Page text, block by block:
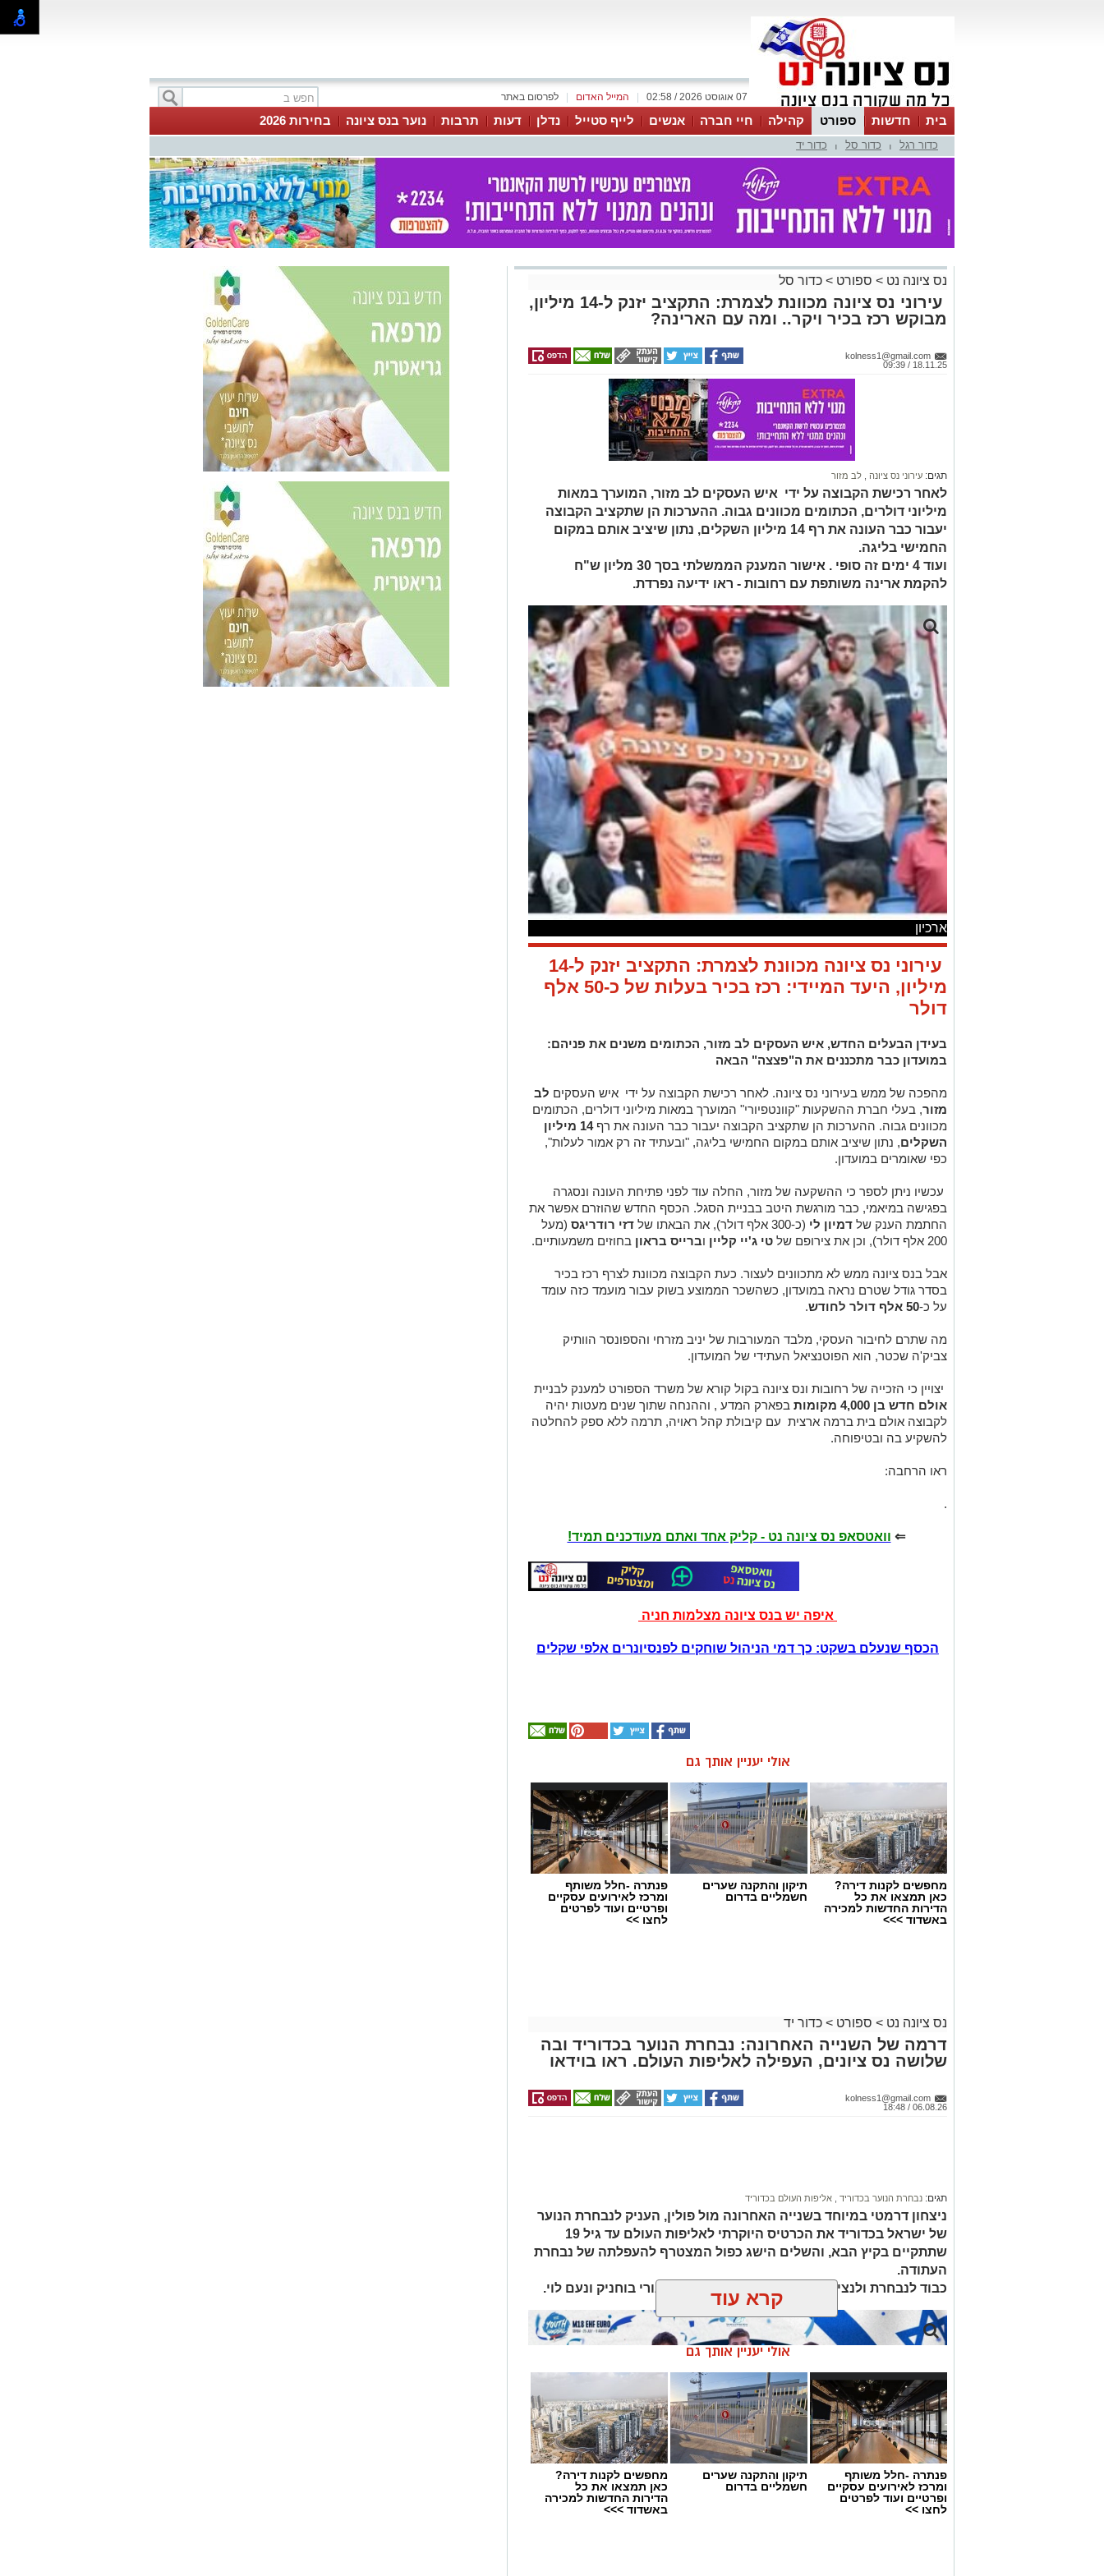
לפרסום באתר המייל האדום 07 אוגוסט 2026 / 02:58
בית חדשות ספורט קהילה חיי חברה אנשים לייף סטייל נדלן דעות תרבות נוער בנס ציונה בחירות 2026
כדור רגל כדור סל כדור יד
נס ציונה נט > ספורט > כדור סל
עירוני נס ציונה מכוונת לצמרת: התקציב יזנק ל-14 מיליון,
מבוקש רכז בכיר ויקר.. ומה עם הארינה?
kolness1@gmail.com
18.11.25 / 09:39
תגים: עירוני נס ציונה לב מזור
לאחר רכישת הקבוצה על ידי איש העסקים לב מזור, המוערך במאות
מיליוני דולרים, הכתומים מכוונים גבוה. ההערכות הן שתקציב הקבוצה
יעבור כבר העונה את רף 14 מיליון השקלים, נתון שיציב אותם במקום
החמישי בליגה.
ועוד 4 ימים זה סופי . אישור המענק הממשלתי בסך 30 מליון ש"ח
להקמת ארינה משותפת עם רחובות - ראו ידיעה נפרדת.
ארכיון
עירוני נס ציונה מכוונת לצמרת: התקציב יזנק ל-14
מיליון, היעד המיידי: רכז בכיר בעלות של כ-50 אלף
דולר
בעידן הבעלים החדש, איש העסקים לב מזור, הכתומים משנים את פניהם:
במועדון כבר מתכננים את ה"פצצה" הבאה
מהפכה של ממש בעירוני נס ציונה. לאחר רכישת הקבוצה על ידי איש העסקים לב
מזור, בעלי חברת ההשקעות "קוונטפיורי" המוערך במאות מיליוני דולרים, הכתומים
מכוונים גבוה. ההערכות הן שתקציב הקבוצה יעבור כבר העונה את רף
14 מיליון
השקלים, נתון שיציב אותם במקום החמישי בליגה, "ובעתיד זה רק אמור לעלות",
כפי שאומרים במועדון.
עכשיו ניתן לספר כי ההשקעה של מזור, החלה עוד לפני פתיחת העונה ונסגרה
בפגישה במיאמי, כבר מורגשת היטב בבניית הסגל. הכסף החדש שהוזרם אפשר את
החתמת הענק של דמיון לי (כ-300 אלף דולר), את הבאתו של דזי רודריגס (מעל
200 אלף דולר), וכן את צירופם של
טי ג'יי קליין וברייס בראון בחוזים משמעותיים.
אבל בנס ציונה ממש לא מתכוונים לעצור. כעת הקבוצה מכוונת לצרף רכז בכיר
בסדר גודל שטרם נראה במועדון, כשהשכר הממוצע בשוק עבור מועמד כזה עומד
על כ-50 אלף דולר לחודש .
מה שתרם לחיבור העסקי, מלבד המעורבות של יניב מזרחי והספונסר הוותיק
צביק'ה שכטר, הוא הפוטנציאל העתידי של המועדון.
יצויין כי הזכייה של רחובות ונס ציונה בקול קורא של משרד הספורט למענק לבניית
אולם חדש בן 4,000 מקומות
בפארק המדע , וההנחה שתוך שנים מעטות יהיה
לקבוצה אולם בית ברמה ארצית עם קיבולת קהל ראויה, תרמה ללא ספק להחלטה
להשקיע בה ובטיפוחה.
ראו הרחבה:
.
⇐ וואטסאפ נס ציונה נט - קליק אחד ואתם מעודכנים תמיד!
איפה יש בנס ציונה מצלמות חניה
הכסף שנעלם בשקט: כך דמי הניהול שוחקים לפנסיונרים אלפי שקלים
אולי יעניין אותך גם
מחפשים לקנות דירה?
כאן תמצאו את כל
הדירות החדשות למכירה
באשדוד >>>
תיקון והתקנה שערים
חשמליים בדרום
פנתרה -חלל משותף
ומרכז לאירועים עסקיים
ופרטיים ועוד לפרטים
לחצו >>
נס ציונה נט > ספורט > כדור יד
דרמה של השנייה האחרונה: נבחרת הנוער בכדוריד ובה
שלושה נס ציונים, העפילה לאליפות העולם. ראו בוידאו
kolness1@gmail.com
06.08.26 / 18:48
תגים: נבחרת הנוער בכדוריד אליפות העולם בכדוריד
ניצחון דרמטי במיוחד בשנייה האחרונה מול פולין, העניק לנבחרת הנוער
של ישראל בכדוריד את הכרטיס היוקרתי לאליפות העולם עד גיל 19
שתתקיים בקיץ הבא, והשלים הישג כפול המצטרף להעפלתה של נבחרת
העתודה.
כבוד לנבחרת ולנציגי א.כ. נס ציונה בה: גבע דגני, אורי בוחניק ונעם לוי.
קרא עוד
אולי יעניין אותך גם
פנתרה -חלל משותף
ומרכז לאירועים עסקיים
ופרטיים ועוד לפרטים
לחצו >>
תיקון והתקנה שערים
חשמליים בדרום
מחפשים לקנות דירה?
כאן תמצאו את כל
הדירות החדשות למכירה
באשדוד >>>